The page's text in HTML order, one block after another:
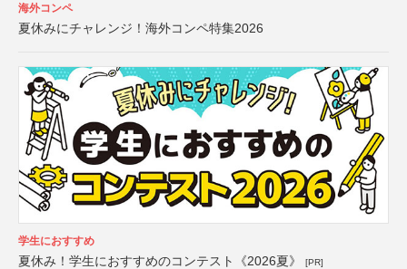
海外コンペ
夏休みにチャレンジ！海外コンペ特集2026
学生におすすめ
夏休み！学生におすすめのコンテスト《2026夏》 [PR]